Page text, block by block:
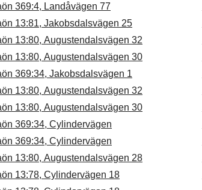
369:4, Landåvägen 77
13:81, Jakobsdalsvägen 25
13:80, Augustendalsvägen 32
13:80, Augustendalsvägen 30
369:34, Jakobsdalsvägen 1
13:80, Augustendalsvägen 32
13:80, Augustendalsvägen 30
369:34, Cylindervägen
369:34, Cylindervägen
13:80, Augustendalsvägen 28
13:78, Cylindervägen 18